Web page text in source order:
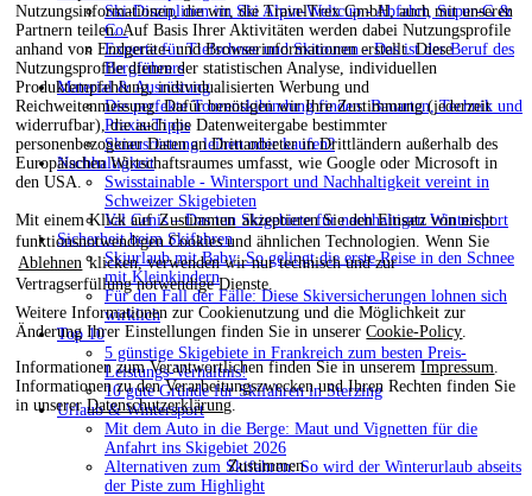
Nutzungsinformationen, die wir, die TravelTrex GmbH, auch mit unseren
Partnern teilen. Auf Basis Ihrer Aktivitäten werden dabei Nutzungsprofile
anhand von Endgeräte- und Browserinformationen erstellt. Diese
Nutzungsprofile dienen der statistischen Analyse, individuellen
Produktempfehlung, individualisierten Werbung und
Reichweitenmessung. Dafür benötigen wir Ihre Zustimmung (jederzeit
widerrufbar), die auch die Datenweitergabe bestimmter
personenbezogener Daten an Drittanbieter in Drittländern außerhalb des
Europäischen Wirtschaftsraumes umfasst, wie Google oder Microsoft in
den USA.
Mit einem Klick aufZustimmen akzeptieren Sie den Einsatz von nicht
funktionsnotwendigen Cookies und ähnlichen Technologien. Wenn Sie
Ablehnen klicken, verwenden wir nur technisch und zur
Vertragserfüllung notwendige Dienste.
Weitere Informationen zur Cookienutzung und die Möglichkeit zur
Änderung Ihrer Einstellungen finden Sie in unsererCookie-Policy.
Informationen zum Verantwortlichen finden Sie in unseremImpressum.
Informationen zu den Verarbeitungszwecken und Ihren Rechten finden Sie
in unsererDatenschutzerklärung.
Zustimmen
Ski-Disziplinen im Ski Alpin-Weltcup - Abfahrt, Super-G &
Co.
Experte für Tiefschnee und Skitouren - Das ist der Beruf des
Bergführers
Material & Ausrüstung
Die perfekte Tourenskibindung finden: Bauarten, Technik und
Praxis-Tipps
Skiausrüstung leihen oder kaufen?
Nachhaltigkeit
Swisstainable - Wintersport und Nachhaltigkeit vereint in
Schweizer Skigebieten
Val Cenis – Das tun Skigebiete für nachhaltigen Wintersport
Sicherheit beim Skifahren
Skiurlaub mit Baby: So gelingt die erste Reise in den Schnee
mit Kleinkindern
Für den Fall der Fälle: Diese Skiversicherungen lohnen sich
wirklich
Top 10
5 günstige Skigebiete in Frankreich zum besten Preis-
Leistungs-Verhältnis!
10 gute Gründe für Skifahren in Sterzing
Urlaub & Wintersport
Mit dem Auto in die Berge: Maut und Vignetten für die
Anfahrt ins Skigebiet 2026
Alternativen zum Skifahren: So wird der Winterurlaub abseits
der Piste zum Highlight